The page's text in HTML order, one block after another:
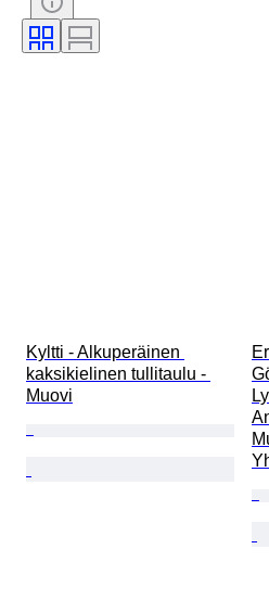
Rannekellon liike
Myyjä
Kyltti - Alkuperäinen
kaksikielinen tullitaulu -
Muovi